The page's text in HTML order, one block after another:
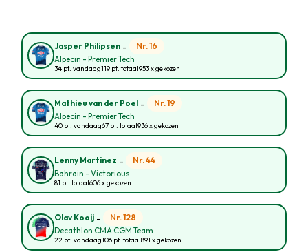
Jasper Philipsen - Nr. 16
Alpecin - Premier Tech
34 pt. vandaag119 pt. totaal953 x gekozen
Mathieu van der Poel - Nr. 19
Alpecin - Premier Tech
40 pt. vandaag67 pt. totaal936 x gekozen
Lenny Martinez - Nr. 44
Bahrain - Victorious
81 pt. totaal606 x gekozen
Olav Kooij - Nr. 128
Decathlon CMA CGM Team
22 pt. vandaag106 pt. totaal891 x gekozen